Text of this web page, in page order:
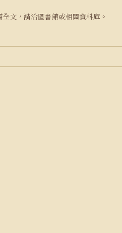
文，請洽圖書館或相關資料庫。